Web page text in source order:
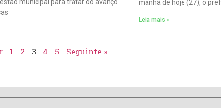
municipal para tratar do avanço
manhã de hoje (27), o
Leia mais »
1 2 3 4 5 Seguinte »